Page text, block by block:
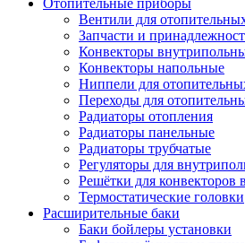
Отопительные приборы
Вентили для
Запчасти и
Конвекторы
Конвекторы напольные
Ниппели для
Переходы для
Радиаторы отопления
Радиаторы панельные
Радиаторы трубчатые
Регуляторы для
Решётки для конвекторов
Термостатические головки
Расширительные баки
Баки бойлеры установки